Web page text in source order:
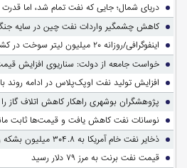
دریای شمال؛ جایی که نفت تمام شد، اما قدرت
کاهش چشمگیر واردات نفت چین در سایه جنگ
اینفوگرافی/روزانه ۲۰ میلیون لیتر سوخت در کشور قاچاق می‌شود
خواست جامعه از دولت: سناریوی افزایش
افزایش تولید نفت اوپک‌پلاس در ادامه روند
پژوهشگران بوشهری راهکار کاهش اتلاف گاز را
نوسانات نفت کاهش یافت و قیمت‌ها ثابت
ذخایر نفت خام آمریکا به ۳۰۴.۸ میلیون بشکه رسید
قیمت نفت برنت به مرز ۷۹ دلار رسید